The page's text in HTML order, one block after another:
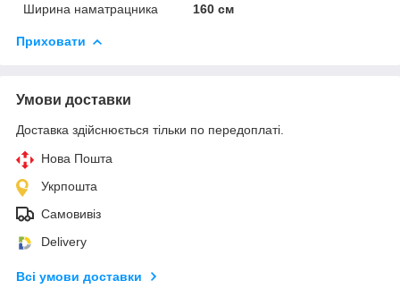
Ширина наматрацника
160 см
Приховати
Умови доставки
Доставка здійснюється тільки по передоплаті.
Нова Пошта
Укрпошта
Самовивіз
Delivery
Всі умови доставки